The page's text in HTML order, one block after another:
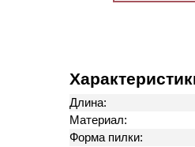
Длина:
Материал:
Форма пилки: